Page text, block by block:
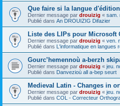
Que faire si la langue
Dernier message par drouizig « sam.
Publié dans An DROUIZIG Difazier
Liste des LIPs pour Microsoft
Dernier message par drouizig « ven.
Publié dans L'informatique en langues
Gourc’hemennoù a-berzh
Dernier message par drouizig « jeu.
Publié dans Danvezioù all a-bep seurt
Medieval Latin - Changes in
Dernier message par drouizig « jeu.
Publié dans COL - Correcteur